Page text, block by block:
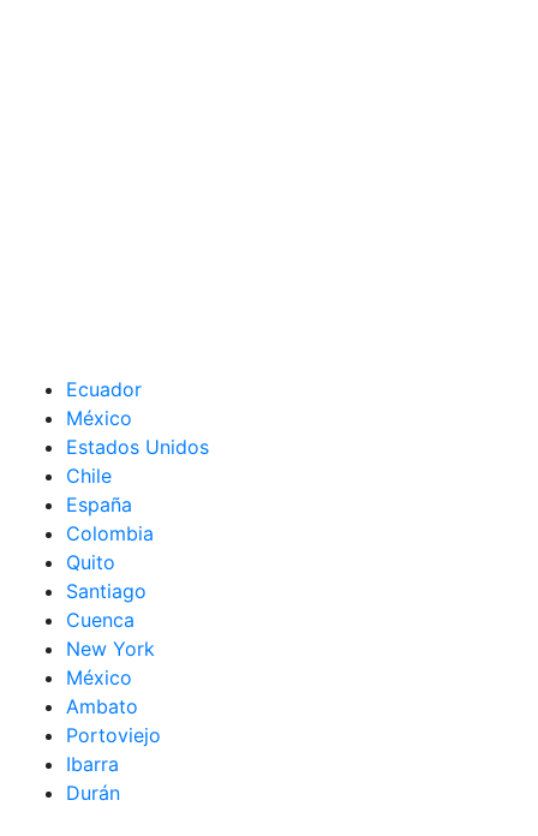
Ecuador
México
Estados Unidos
Chile
España
Colombia
Quito
Santiago
Cuenca
New York
México
Ambato
Portoviejo
Ibarra
Durán